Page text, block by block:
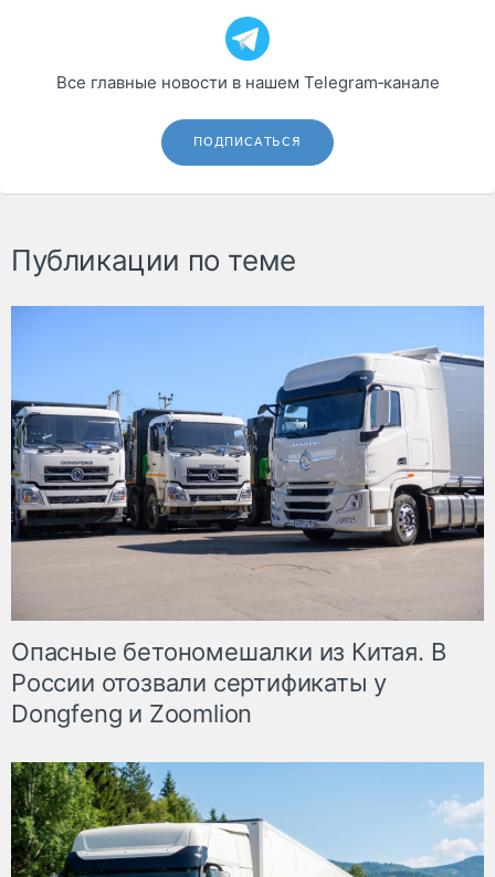
Все главные новости в нашем Telegram‑канале
ПОДПИСАТЬСЯ
Публикации по теме
Опасные бетономешалки из Китая. В
России отозвали сертификаты у
Dongfeng и Zoomlion